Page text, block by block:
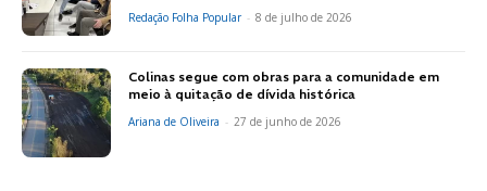
Redação Folha Popular - 8 de julho de 2026
Colinas segue com obras para a comunidade em
meio à quitação de dívida histórica
Ariana de Oliveira - 27 de junho de 2026